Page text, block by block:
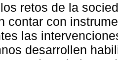
retos de la
contar con
las
desarrollen